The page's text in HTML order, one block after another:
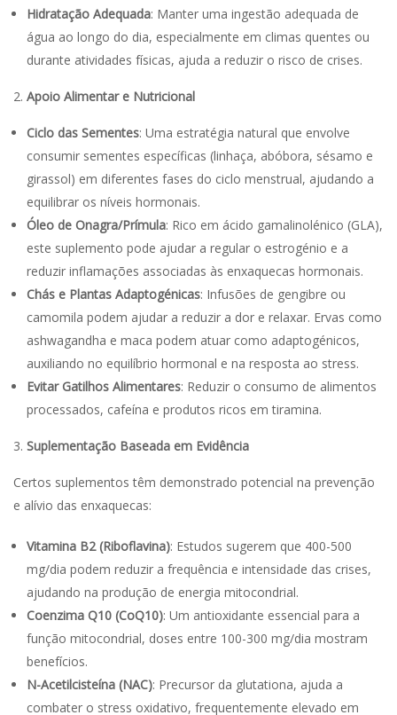
Hidratação Adequada: Manter uma ingestão adequada de
água ao longo do dia, especialmente em climas quentes ou
durante atividades físicas, ajuda a reduzir o risco de crises.
Apoio Alimentar e Nutricional
Ciclo das Sementes: Uma estratégia natural que envolve
consumir sementes específicas (linhaça, abóbora, sésamo e
girassol) em diferentes fases do ciclo menstrual, ajudando a
equilibrar os níveis hormonais.
Óleo de Onagra/Prímula: Rico em ácido gamalinolénico (GLA),
este suplemento pode ajudar a regular o estrogénio e a
reduzir inflamações associadas às enxaquecas hormonais.
Chás e Plantas Adaptogénicas: Infusões de gengibre ou
camomila podem ajudar a reduzir a dor e relaxar. Ervas como
ashwagandha e maca podem atuar como adaptogénicos,
auxiliando no equilíbrio hormonal e na resposta ao stress.
Evitar Gatilhos Alimentares: Reduzir o consumo de alimentos
processados, cafeína e produtos ricos em tiramina.
Suplementação Baseada em Evidência
Certos suplementos têm demonstrado potencial na prevenção
e alívio das enxaquecas:
Vitamina B2 (Riboflavina): Estudos sugerem que 400-500
mg/dia podem reduzir a frequência e intensidade das crises,
ajudando na produção de energia mitocondrial.
Coenzima Q10 (CoQ10): Um antioxidante essencial para a
função mitocondrial, doses entre 100-300 mg/dia mostram
benefícios.
N-Acetilcisteína (NAC): Precursor da glutationa, ajuda a
combater o stress oxidativo, frequentemente elevado em